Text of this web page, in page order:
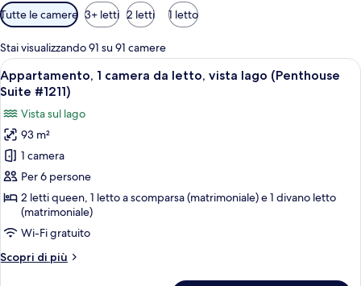
Filtri
disponibili
per
le
camere
Tutte le camere 3+ letti 2 letti 1 letto
Stai visualizzando 91 su 91 camere
Apri
tutte
foto
per
Appartamento,
1
camera
letto,
vista
Un soggiorno con camino in pietra,
12
Appartamento, 1 camera da letto, vista lago (Penthouse
Suite #1211)
Vista sul lago
93 m²
1 camera
Per 6 persone
2 letti queen, 1 letto a scomparsa (matrimoniale) e 1 divano letto
(matrimoniale)
Wi-Fi gratuito
Scopri di più
Altri